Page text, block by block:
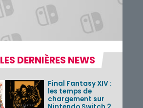
LES DERNIÈRES NEWS
Final Fantasy XIV :
les temps de
chargement sur